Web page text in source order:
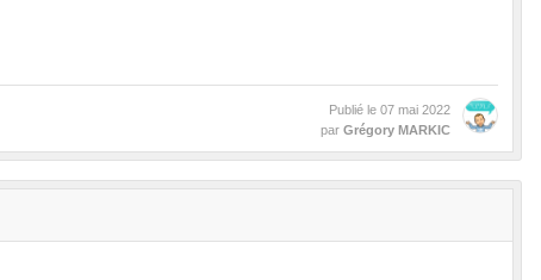
Publié le 07 mai 2022
par Grégory MARKIC